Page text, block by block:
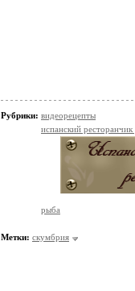
Рубрики: видеорецепты
испанский
рыба
Метки: скумбрия